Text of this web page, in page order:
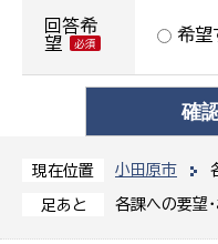
現在位置 小田原市
足あと 各課への要望
回答希
望
希望